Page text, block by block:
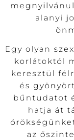
alanyi
Egy olyan
korlátoktól
keresztül
és
bűntudatot
hatja át
az